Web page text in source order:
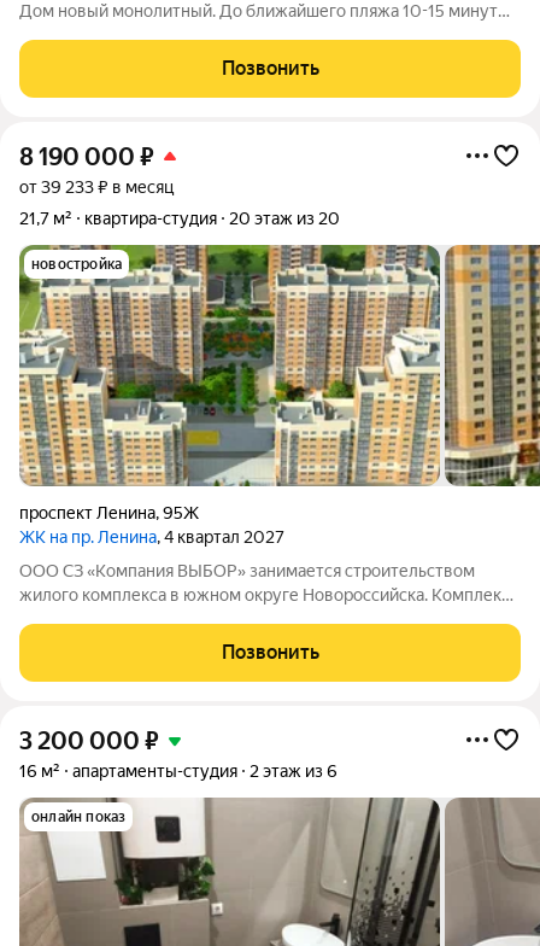
Дом новый монолитный. До ближайшего пляжа 10-15 минут
тонах, есть вся необходимая мебель и техника. Вода идет
постоянно, в доме есть
Позвонить
8 190 000 ₽
от 39 233 ₽ в месяц
21,7 м²
квартира-студия 20 этаж из 20
новостройка
проспект Ленина,95Ж
ЖК на пр. Ленина, 4 квартал 2027
ООО СЗ «Компания ВЫБОР» занимается строительством
жилого комплекса в южном округе Новороссийска. Комплекс
творчества, в шаговой доступности от Суджукской косы.
Район отличается благоприятной
Позвонить
3 200 000 ₽
16 м² апартаменты-студия 2 этаж из 6
онлайн показ